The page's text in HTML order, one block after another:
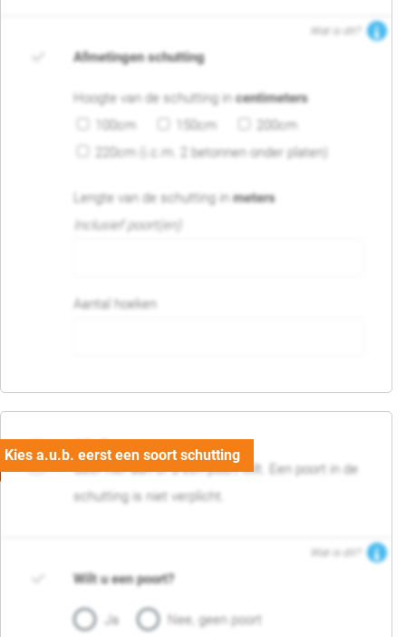
Wat is dit?
Afmetingen schutting
Hoogte van de schutting incentimeters
100cm
150cm
200cm
220cm (i.c.m. 2 betonnen onder platen)
Lengte van de schutting inmeters
Inclusief poort(en)
Aantal hoeken
05. Poort
Geef hier aan of u een poort wilt. Een poort in de
schutting is niet verplicht.
Wat is dit?
Wilt u een poort?
Ja Nee, geen poort